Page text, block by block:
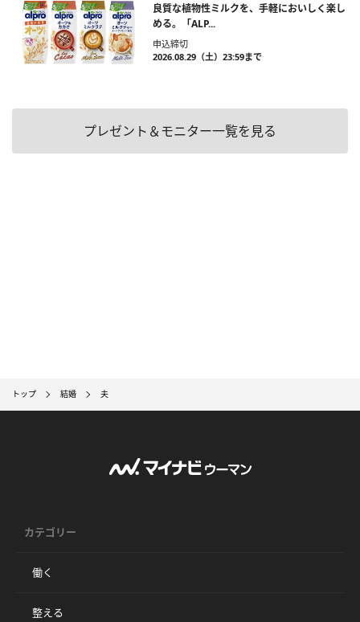
良質な植物性ミルクを、手軽においしく楽し
める。「ALP...
申込締切
2026.08.29（土）23:59まで
プレゼント＆モニター一覧を見る
トップ 結婚 夫
カテゴリー
働く
整える